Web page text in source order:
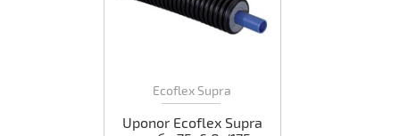
Ecoflex Supra
Uponor Ecoflex Supra